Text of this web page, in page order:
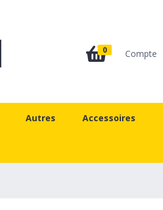
0 Compte
Autres Accessoires